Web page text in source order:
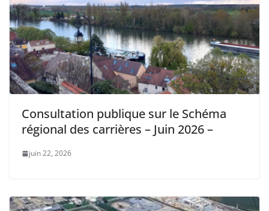
Consultation publique sur le Schéma
régional des carrières – Juin 2026 –
juin 22, 2026